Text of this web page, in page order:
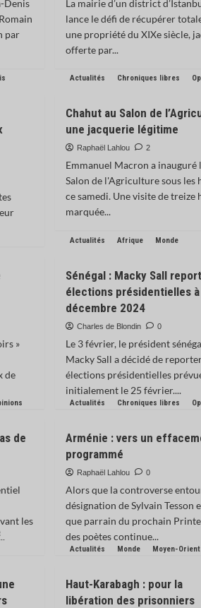
Denis
par
La mairie d’un district
lance le défi de récupérer
une propriété du XIXe siècle,
offerte par...
Actualités Chroniques libres
Chahut au Salon de
une jacquerie légitime
Raphaël Lahlou 2
Emmanuel Macron a inauguré
Salon de l'Agriculture sous les
ce samedi. Une visite de treize
marquée...
»
de
Actualités Afrique Monde
Sénégal : Macky Sall
élections présidentielles à
décembre 2024
Charles de Blondin 0
Le 3 février, le président
Macky Sall a décidé de
élections présidentielles
initialement le 25 février....
de
les
Actualités Chroniques libres
Arménie : vers un
programmé
Raphaël Lahlou 0
Alors que la controverse
désignation de Sylvain Tesson
que parrain du prochain
des poètes continue...
Actualités Monde Moyen-Orient
Haut-Karabagh : pour la
libération des prisonniers